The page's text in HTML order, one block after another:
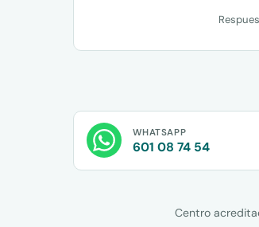
WHATSAPP
601 08 74 54
Centro